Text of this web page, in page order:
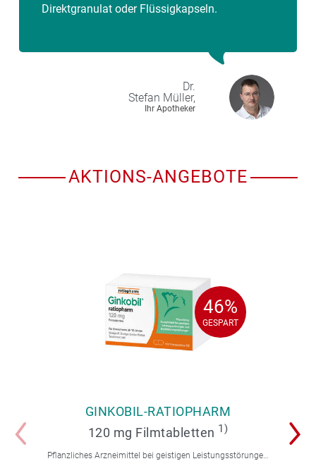
Direktgranulat oder Flüssigkapseln.
Dr.
Stefan Müller,
Ihr Apotheker
AKTIONS-ANGEBOTE
46%
GESPART
46%
GESPART
GINKOBIL-RATIOPHARM
120 mg Filmtabletten 1)
Pflanzliches Arzneimittel bei geistigen Leistungsstörungen und Durchblutungsstörungen.